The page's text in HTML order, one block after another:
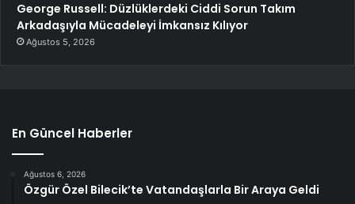
George Russell: Düzlüklerdeki Ciddi Sorun Takım
Arkadaşıyla Mücadeleyi İmkansız Kılıyor
Ağustos 5, 2026
En Güncel Haberler
Ağustos 6, 2026
Özgür Özel Bilecik’te Vatandaşlarla Bir Araya Geldi